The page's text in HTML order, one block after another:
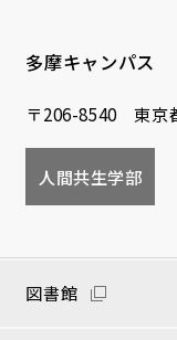
多摩キャンパス
〒206-8540 東京
人間共生学部
図書館